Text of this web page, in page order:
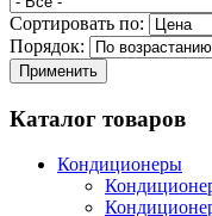
Сортировать по:
Порядок:
Каталог товаров
Кондиционеры